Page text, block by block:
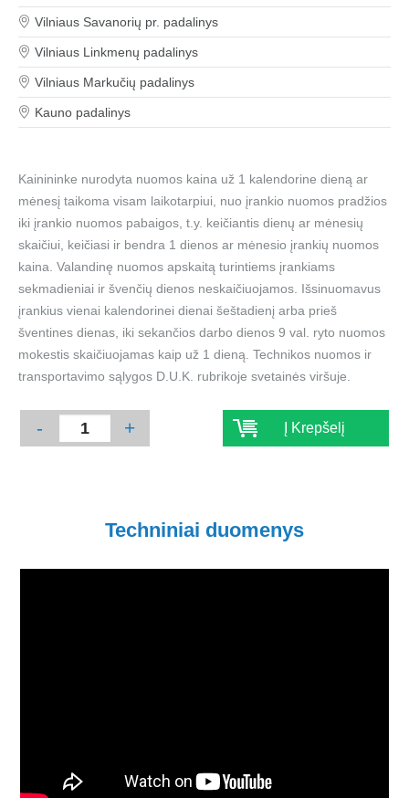
Vilniaus Savanorių pr. padalinys
Vilniaus Linkmenų padalinys
Vilniaus Markučių padalinys
Kauno padalinys
Kainininke nurodyta nuomos kaina už 1 kalendorine dieną ar
mėnesį taikoma visam laikotarpiui, nuo įrankio nuomos pradžios
iki įrankio nuomos pabaigos, t.y. keičiantis dienų ar mėnesių
skaičiui, keičiasi ir bendra 1 dienos ar mėnesio įrankių nuomos
kaina. Valandinę nuomos apskaitą turintiems įrankiams
sekmadieniai ir švenčių dienos neskaičiuojamos. Išsinuomavus
įrankius vienai kalendorinei dienai šeštadienį arba prieš
šventines dienas, iki sekančios darbo dienos 9 val. ryto nuomos
mokestis skaičiuojamas kaip už 1 dieną. Technikos nuomos ir
transportavimo sąlygos D.U.K. rubrikoje svetainės viršuje.
- + Į Krepšelį
Techniniai duomenys